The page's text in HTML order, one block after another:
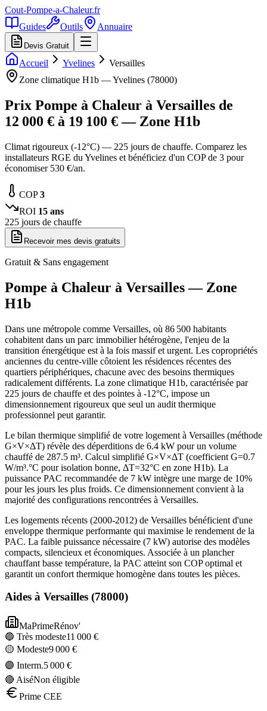
Cout-Pompe-a-Chaleur.fr
Guides
Outils Annuaire
Devis Gratuit
Accueil Yvelines
Versailles
Zone climatique H1b —Yvelines (78000)
Prix Pompe à Chaleur à Versailles de
12 000 € à 19 100 € — Zone H1b
Climat rigoureux (-12°C) — 225 jours de chauffe. Comparez les
installateurs RGE du Yvelines et bénéficiez d'un COP de 3 pour
économiser 530 €/an.
COP3
ROI 15 ans
225 jours de chauffe
Recevoir mes devis gratuits
Gratuit & Sans engagement
Pompe à Chaleur à Versailles— Zone
H1b
Dans une métropole comme Versailles, où 86 500 habitants
cohabitent dans un parc immobilier hétérogène, l'enjeu de la
transition énergétique est à la fois massif et urgent. Les copropriétés
anciennes du centre-ville côtoient les résidences récentes des
quartiers périphériques, chacune avec des besoins thermiques
radicalement différents. La zone climatique H1b, caractérisée par
225 jours de chauffe et des pointes à -12°C, impose un
dimensionnement rigoureux que seul un audit thermique
professionnel peut garantir.
Le bilan thermique simplifié de votre logement à Versailles (méthode
G×V×ΔT) révèle des déperditions de 6.4 kW pour un volume
chauffé de 287.5 m³. Calcul simplifié G×V×ΔT (coefficient G=0.7
W/m³.°C pour isolation bonne, ΔT=32°C en zone H1b). La
puissance PAC recommandée de 7 kW intègre une marge de 10%
pour les jours les plus froids. Ce dimensionnement convient à la
majorité des configurations rencontrées à Versailles.
Les logements récents (2000-2012) de Versailles bénéficient d'une
enveloppe thermique performante qui maximise le rendement de la
PAC. La faible puissance nécessaire (7 kW) autorise des modèles
compacts, silencieux et économiques. Associée à un plancher
chauffant basse température, la PAC atteint son COP optimal et
garantit un confort thermique homogène dans toutes les pièces.
Aides à Versailles (78000)
MaPrimeRénov'
🔵 Très modeste11 000 €
🟡 Modeste9 000 €
🟣 Interm.5 000 €
🔴 AiséNon éligible
Prime CEE